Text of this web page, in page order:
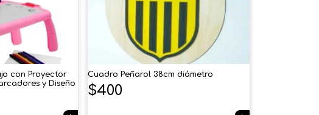
con Proyector
y Diseño
Cuadro Peñarol 38cm diámetro
$400